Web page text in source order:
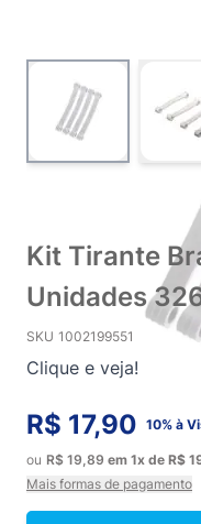
Kit Tirante
Unidades
SKU 1002199551
Clique e veja!
R$ 17,90 10% à
ou R$ 19,89 em 1x de R$
Mais formas de pagamento